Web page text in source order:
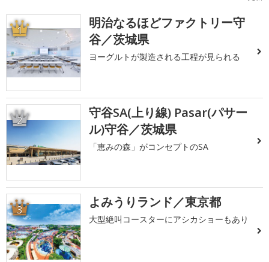
1
明治なるほどファクトリー守
谷／茨城県
ヨーグルトが製造される工程が見られる
2
守谷SA(上り線) Pasar(パサー
ル)守谷／茨城県
「恵みの森」がコンセプトのSA
3 よみうりランド／東京都
大型絶叫コースターにアシカショーもあり